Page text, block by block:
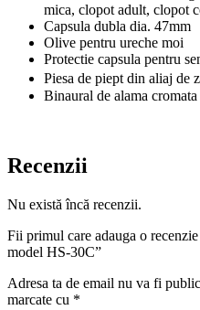
mica, clopot adult, clopot
Capsula dubla dia. 47mm
Olive pentru ureche moi
Protectie capsula pentru
Piesa de piept din aliaj de
Binaural de alama cromata
Recenzii
Nu există încă recenzii.
Fii primul care adauga o
model HS-30C”
Adresa ta de email nu va fi
marcate cu *